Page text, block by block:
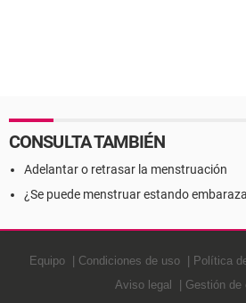
CONSULTA TAMBIÉN
Adelantar o retrasar la menstruación
¿Se puede menstruar estando
Equipo Condiciones de uso Política
Aviso legal
Gestión de